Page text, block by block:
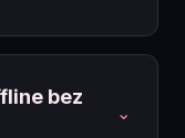
bez
⌄